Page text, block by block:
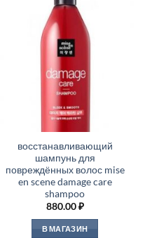
восстанавливающий
шампунь для
повреждённых волос mise
en scene damage care
shampoo
880.00₽
В МАГАЗИН